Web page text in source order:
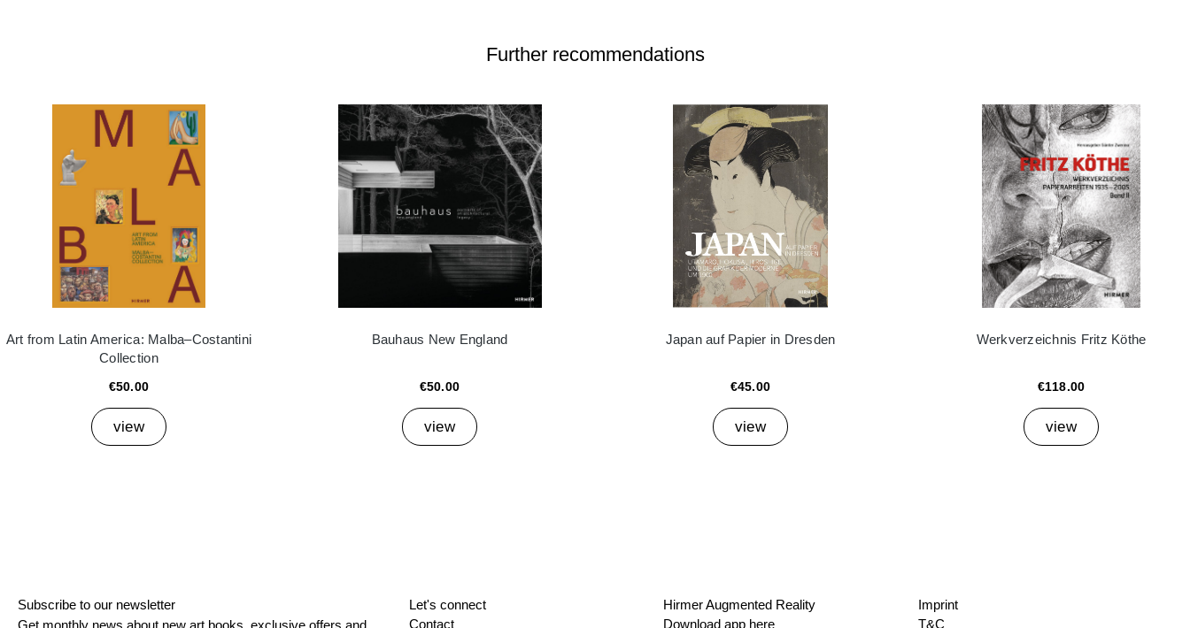
Further recommendations
Art from Latin America: Malba–Costantini
Collection
€50.00
view
Bauhaus New England
€50.00
view
Japan auf Papier in Dresden
€45.00
view
Werkverzeichnis Fritz Köthe
€118.00
view
Subscribe to our newsletter
Let's connect
Contact
Hirmer Augmented Reality
Download app here
Imprint
T&C